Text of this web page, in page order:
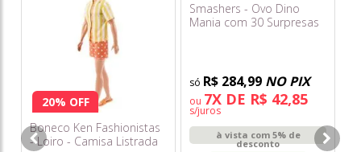
20% OFF
Boneco Ken Fashionistas
- Loiro - Camisa Listrada
Smashers - Ovo Dino
Mania com 30 Surpresas
R$ 284,99 NO PIX
ou 7X DE R$ 42,85
s/juros
à vista com 5% de
desconto